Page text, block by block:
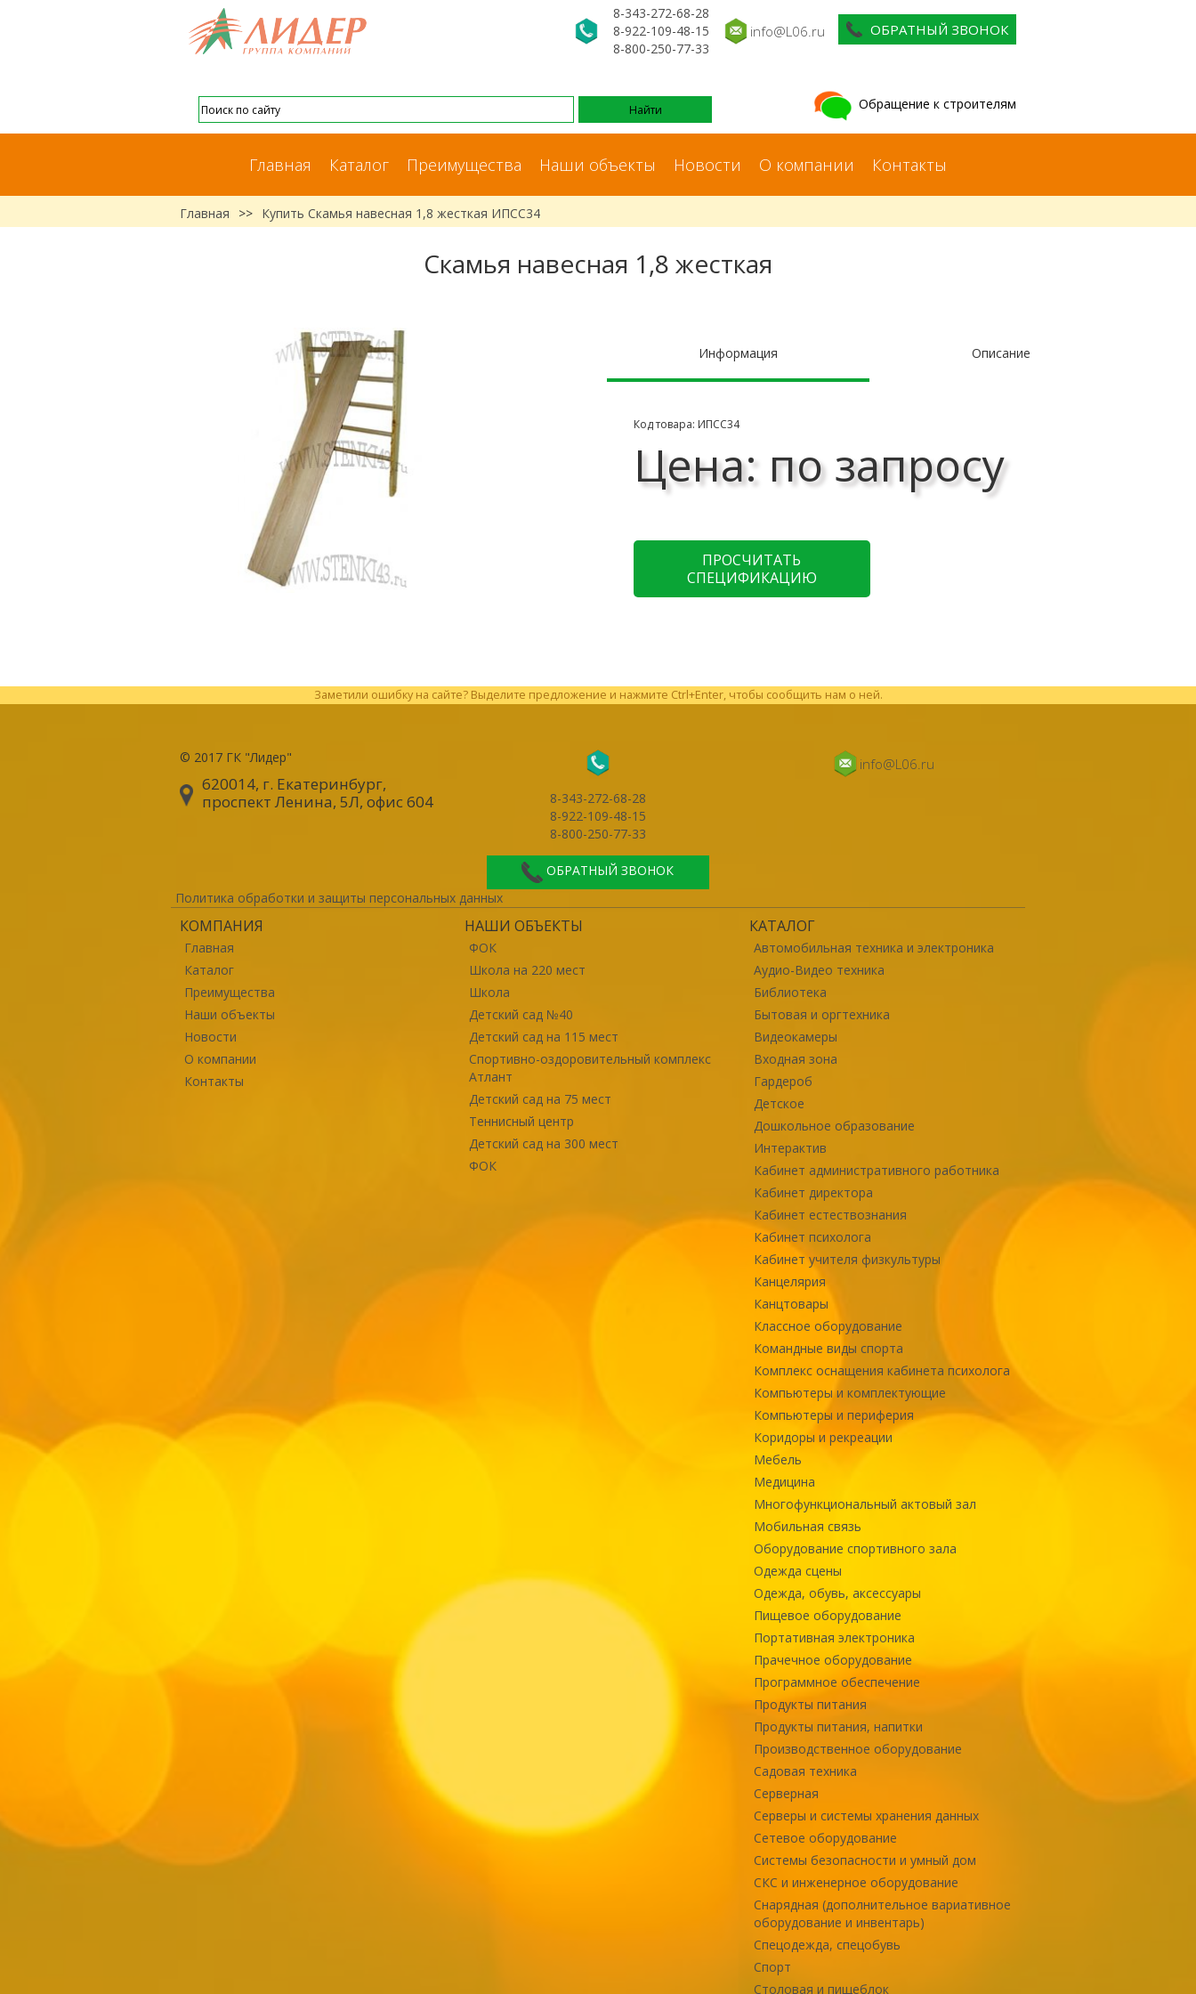
8-343-272-68-28
8-922-109-48-15
8-800-250-77-33
info@L06.ru ОБРАТНЫЙ ЗВОНОК
Обращение к строителям
Главная Каталог Преимущества Наши объекты Новости О компании Контакты
Главная >> Купить Скамья навесная 1,8 жесткая ИПСС34
Скамья навесная 1,8 жесткая
Информация Описание
Код товара: ИПСС34
Цена: по запросу
ПРОСЧИТАТЬ
СПЕЦИФИКАЦИЮ
Заметили ошибку на сайте? Выделите предложение и нажмите Ctrl+Enter, чтобы сообщить нам о ней.
© 2017 ГК "Лидер"
620014, г. Екатеринбург,
проспект Ленина, 5Л, офис 604
8-343-272-68-28
8-922-109-48-15
8-800-250-77-33
ОБРАТНЫЙ ЗВОНОК
info@L06.ru
Политика обработки и защиты персональных данных
КОМПАНИЯ
Главная
Каталог
Преимущества
Наши объекты
Новости
О компании
Контакты
НАШИ ОБЪЕКТЫ
ФОК
Школа на 220 мест
Школа
Детский сад №40
Детский сад на 115 мест
Спортивно-оздоровительный комплекс
Атлант
Детский сад на 75 мест
Теннисный центр
Детский сад на 300 мест
ФОК
КАТАЛОГ
Автомобильная техника и электроника
Аудио-Видео техника
Библиотека
Бытовая и оргтехника
Видеокамеры
Входная зона
Гардероб
Детское
Дошкольное образование
Интерактив
Кабинет административного работника
Кабинет директора
Кабинет естествознания
Кабинет психолога
Кабинет учителя физкультуры
Канцелярия
Канцтовары
Классное оборудование
Командные виды спорта
Комплекс оснащения кабинета психолога
Компьютеры и комплектующие
Компьютеры и периферия
Коридоры и рекреации
Мебель
Медицина
Многофункциональный актовый зал
Мобильная связь
Оборудование спортивного зала
Одежда сцены
Одежда, обувь, аксессуары
Пищевое оборудование
Портативная электроника
Прачечное оборудование
Программное обеспечение
Продукты питания
Продукты питания, напитки
Производственное оборудование
Садовая техника
Серверная
Серверы и системы хранения данных
Сетевое оборудование
Системы безопасности и умный дом
СКС и инженерное оборудование
Снарядная (дополнительное вариативное
оборудование и инвентарь)
Спецодежда, спецобувь
Спорт
Столовая и пищеблок